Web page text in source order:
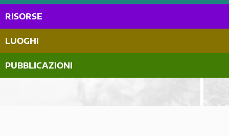
RISORSE
LUOGHI
PUBBLICAZIONI